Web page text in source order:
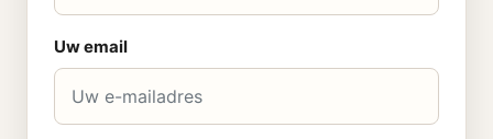
Uw email